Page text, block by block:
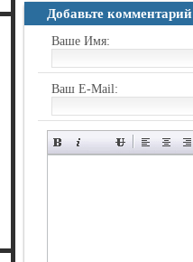
Добавьте комментарий
Ваше Имя:
Ваш E-Mail: